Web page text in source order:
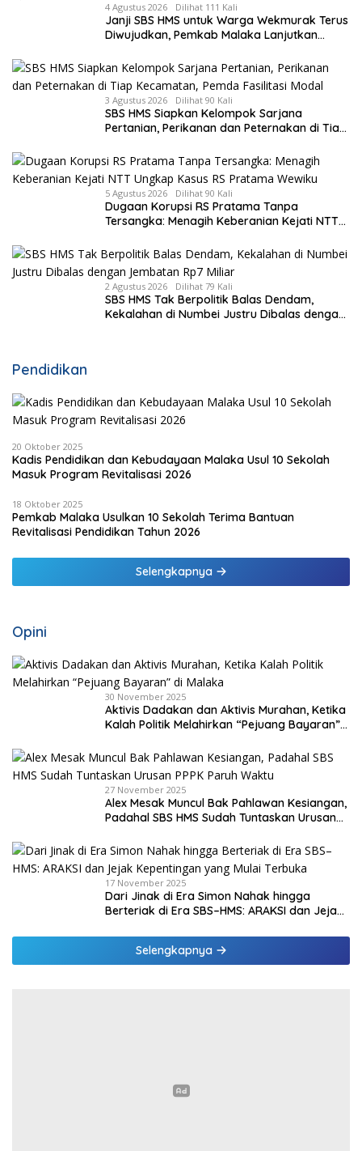
4 Agustus 2026 Dilihat 111 Kali
Janji SBS HMS untuk Warga Wekmurak Terus
Diwujudkan, Pemkab Malaka Lanjutkan
3 Agustus 2026 Dilihat 90 Kali
SBS HMS Siapkan Kelompok Sarjana
Pertanian, Perikanan dan Peternakan di Tiap
5 Agustus 2026 Dilihat 90 Kali
Dugaan Korupsi RS Pratama Tanpa
Tersangka: Menagih Keberanian Kejati NTT
2 Agustus 2026 Dilihat 79 Kali
SBS HMS Tak Berpolitik Balas Dendam,
Kekalahan di Numbei Justru Dibalas dengan
Pendidikan
20 Oktober 2025
Kadis Pendidikan dan Kebudayaan Malaka Usul 10 Sekolah
Masuk Program Revitalisasi 2026
18 Oktober 2025
Pemkab Malaka Usulkan 10 Sekolah Terima Bantuan
Revitalisasi Pendidikan Tahun 2026
Selengkapnya
Opini
30 November 2025
Aktivis Dadakan dan Aktivis Murahan, Ketika
Kalah Politik Melahirkan “Pejuang Bayaran”
27 November 2025
Alex Mesak Muncul Bak Pahlawan Kesiangan,
Padahal SBS HMS Sudah Tuntaskan Urusan
17 November 2025
Dari Jinak di Era Simon Nahak hingga
Berteriak di Era SBS–HMS: ARAKSI dan Jejak
Selengkapnya